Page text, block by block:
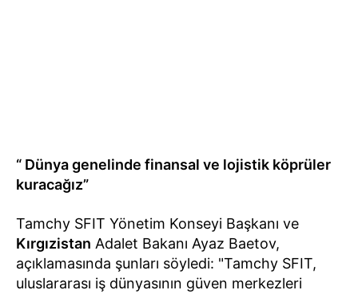
“ Dünyagenelinde finansal ve lojistik köprüler
kuracağız”
Tamchy SFIT Yönetim Konseyi Başkanı ve
Kırgızistan Adalet Bakanı Ayaz Baetov,
açıklamasında şunları söyledi: "Tamchy SFIT,
uluslararası iş dünyasının güven merkezleri